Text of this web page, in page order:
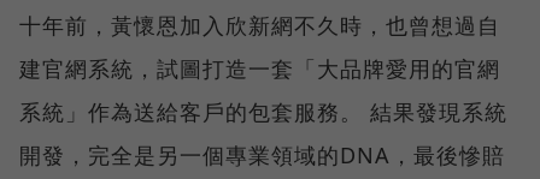
十年前，黃懷恩加入欣新網不久時，也曾想過自
建官網系統，試圖打造一套「大品牌愛用的官網
系統」作為送給客戶的包套服務。 結果發現系統
開發，完全是另一個專業領域的DNA，最後慘賠